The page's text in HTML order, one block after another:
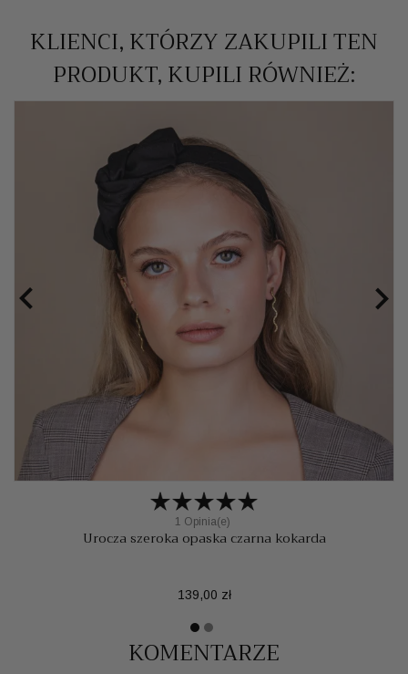
KLIENCI, KTÓRZY ZAKUPILI TEN
PRODUKT, KUPILI RÓWNIEŻ:
1 Opinia(e)
Urocza szeroka opaska czarna kokarda
Cena
139,00 zł
 
KOMENTARZE